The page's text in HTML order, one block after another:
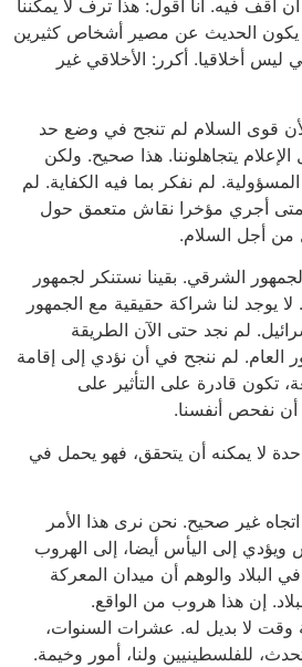
أقف فيه. أنا أقول: هذا ترف لا يمكننا
يكون الحديث عن مصير أشخاص كثيرين
ليس أخلاقيا. أكرر: الأخلاقي غير
قوى السلام لم تنجح في وضع حد
يتجاهلوننا. هذا صحيح. ولكن
لم نفكر بما فيه الكفاية. لم
أجري مؤخرا نقاش متعمق حول
من أجل السلام.
الشرقي. بقينا نستنكر لجمهور
يوجد لنا شراكة حقيقية مع الجمهور
لم نجد حتى الآن الطريقة
العام. لم ننجح في أن نؤدي إلى إقامة
تكون قادرة على التأثير على
أن نفحص أنفسنا.
لا يمكنه أن يتحقق، فهو يحمل في
غير صحيح. نحن نرى هذا الأمر
ويؤدي إلى اليأس أيضا، إلى الهروب
البلاد والوهم أن ميدان المعركة
إن هذا هروب من الواقع.
وقت لا بديل له. عشرات السنوات،
للفلسطينيين ولنا، أمور وخيمة.